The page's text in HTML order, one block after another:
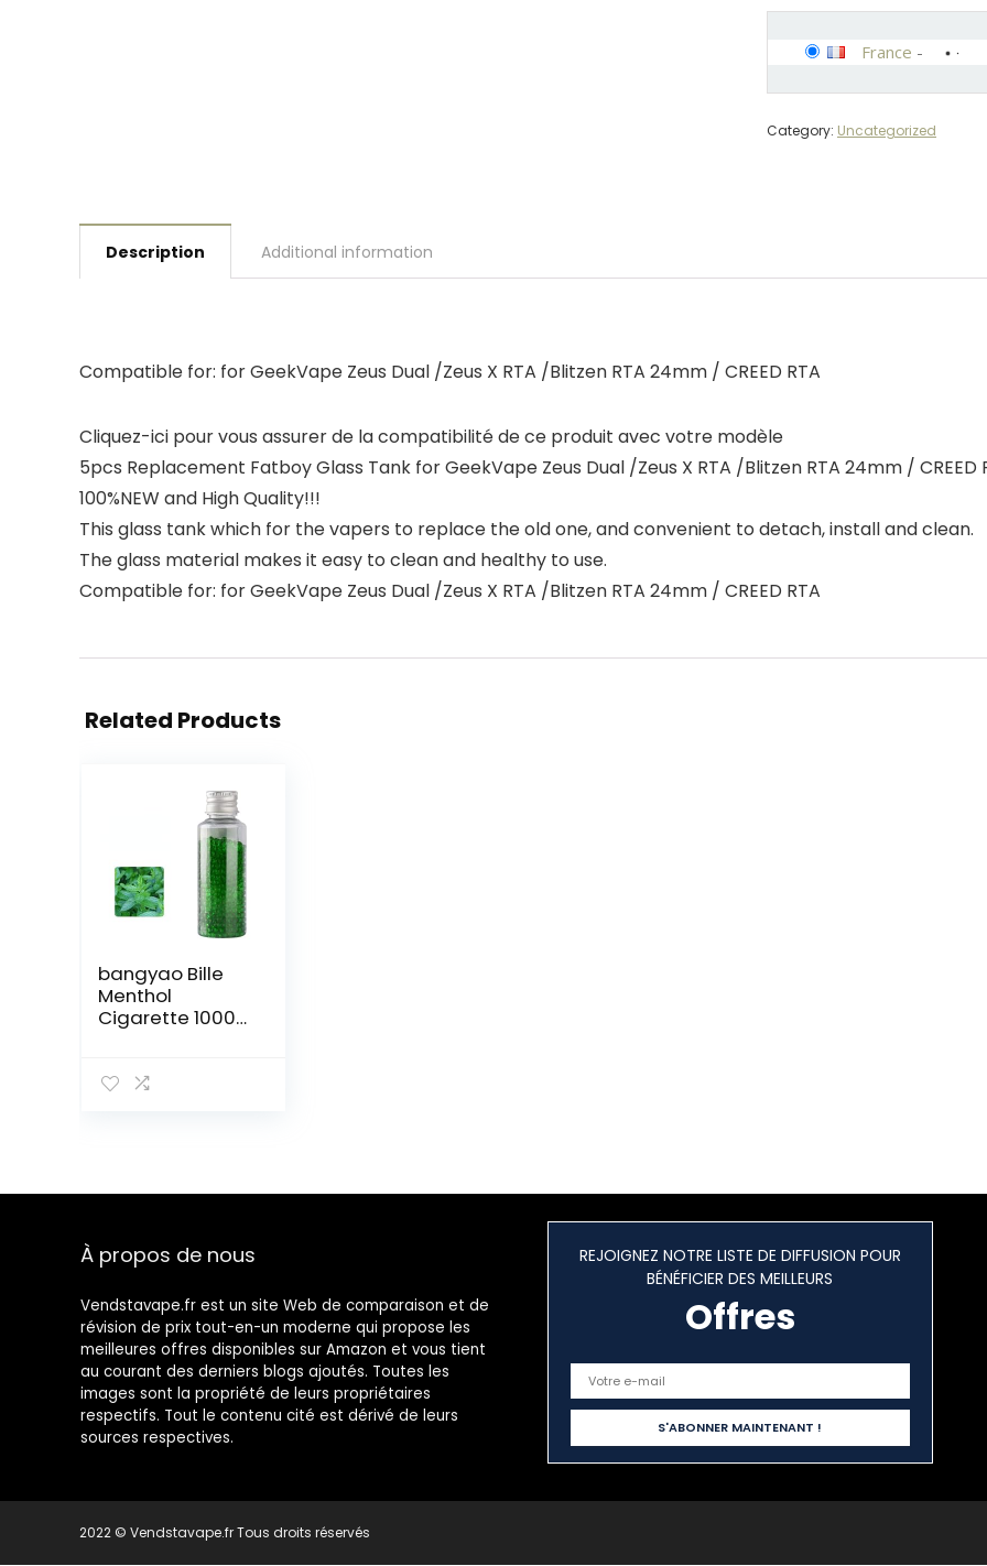
France -
Category: Uncategorized
Description Additional information
Compatible for: for GeekVape Zeus Dual /Zeus X RTA /Blitzen RTA 24mm / CREED RTA
Cliquez-ici pour vous assurer de la compatibilité de ce produit avec votre modèle
5pcs Replacement Fatboy Glass Tank for GeekVape Zeus Dual /Zeus X RTA /Blitzen RTA 24mm / CREED
100%NEW and High Quality!!!
This glass tank which for the vapers to replace the old one, and convenient to detach, install and clean.
The glass material makes it easy to clean and healthy to use.
Compatible for: for GeekVape Zeus Dual /Zeus X RTA /Blitzen RTA 24mm / CREED RTA
Related Products
bangyao Bille
Menthol
Cigarette 1000
Cigarette, Filtre
Explosion Bead,
Menthol Aroma
À propos de nous
Vendstavape.fr est un site Web de comparaison et de
révision de prix tout-en-un moderne qui propose les
meilleures offres disponibles sur Amazon et vous tient
au courant des derniers blogs ajoutés. Toutes les
images sont la propriété de leurs propriétaires
respectifs. Tout le contenu cité est dérivé de leurs
sources respectives.
REJOIGNEZ NOTRE LISTE DE DIFFUSION POUR
BÉNÉFICIER DES MEILLEURS
Offres
2022 © Vendstavape.fr Tous droits réservés